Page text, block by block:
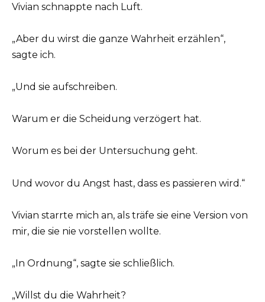
Vivian schnappte nach Luft.
„Aber du wirst die ganze Wahrheit erzählen“,
sagte ich.
„Und sie aufschreiben.
Warum er die Scheidung verzögert hat.
Worum es bei der Untersuchung geht.
Und wovor du Angst hast, dass es passieren wird.“
Vivian starrte mich an, als träfe sie eine Version von
mir, die sie nie vorstellen wollte.
„In Ordnung“, sagte sie schließlich.
„Willst du die Wahrheit?